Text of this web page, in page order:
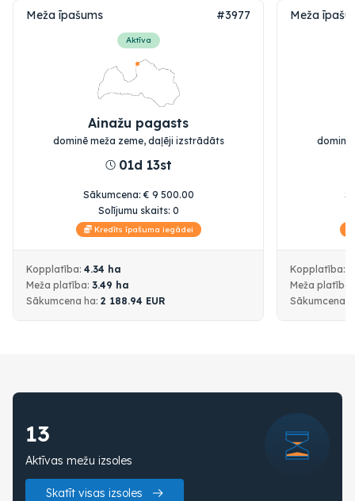
Meža īpašums #3977
Aktīva
Ainažu pagasts
dominē meža zeme, daļēji izstrādāts
01d 13st
Sākumcena:€ 9 500.00
Solījumu skaits: 0
Kredīts īpašuma iegādei
Kopplatība: 4.34 ha
Meža platība: 3.49 ha
Sākumcena ha: 2 188.94 EUR
Meža
dominē
Kopplatība:
Meža platība:
Sākumcena
13
Aktīvas mežu izsoles
Skatīt visas izsoles